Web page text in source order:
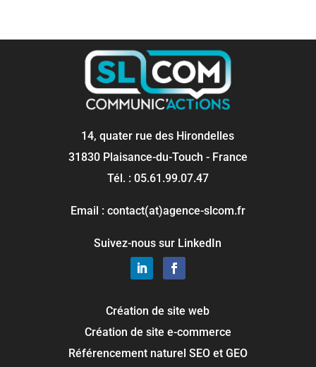
14, quater rue des Hirondelles
31830 Plaisance-du-Touch - France
Tél. : 05.61.99.07.47
Email : contact(at)agence-slcom.fr
Suivez-nous sur LinkedIn
Création de site web
Création de site e-commerce
Référencement naturel SEO et GEO